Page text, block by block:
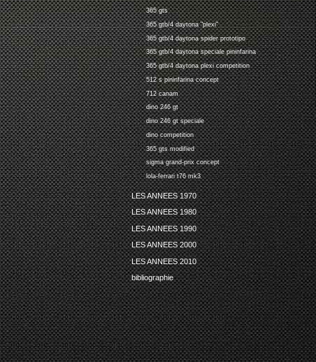
365 gts
365 gtb/4 daytona "plexi"
365 gtb/4 daytona spider prototipo
365 gtb/4 daytona speciale pininfarina
365 gtb/4 daytona plexi competition
512 s pininfarina concept
712 canam
dino 246 gt
dino 246 gt speciale
dino competition
365 gts modified
sigma grand-prix concept
lola-ferrari t76 mk3
LES ANNEES 1970
LES ANNEES 1980
LES ANNEES 1990
LES ANNEES 2000
LES ANNEES 2010
bibliographie